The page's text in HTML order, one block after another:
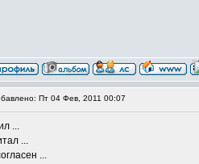
Пт 04 Фев, 2011 00:07
...
...
...